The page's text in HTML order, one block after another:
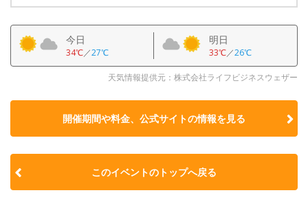
今日
34℃／27℃
明日
33℃／26℃
天気情報提供元：株式会社ライフビジネスウェザー
開催期間や料金、公式サイトの情報を見る
このイベントのトップへ戻る